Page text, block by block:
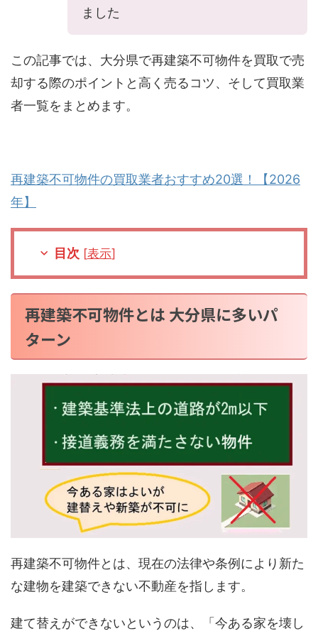
ました
この記事では、大分県で再建築不可物件を買取で売
却する際のポイントと高く売るコツ、そして買取業
者一覧をまとめます。
再建築不可物件の買取業者おすすめ20選！【2026
年】
目次 [表示]
再建築不可物件とは 大分県に多いパ
ターン
再建築不可物件とは、現在の法律や条例により新た
な建物を建築できない不動産を指します。
建て替えができないというのは、「今ある家を壊し